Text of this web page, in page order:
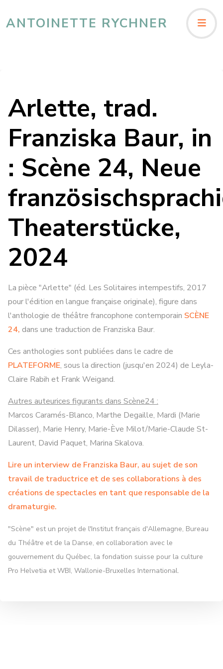
ANTOINETTE RYCHNER
Arlette, trad.
Franziska Baur, in
: Scène 24, Neue
Theaterstücke,
2024
La pièce "Arlette" (éd. Les Solitaires intempestifs, 2017
pour l'édition en langue française originale), figure dans
l'anthologie de théâtre francophone contemporain SCÈNE
24, dans une traduction de Franziska Baur.
Ces anthologies sont publiées dans le cadre de
PLATEFORME, sous la direction (jusqu'en 2024) de Leyla-
Claire Rabih et Frank Weigand.
Autres auteurices figurants dans Scène24 :
Marcos Caramés-Blanco, Marthe Degaille, Mardi (Marie
Dilasser), Marie Henry, Marie-Ève Milot/Marie-Claude St-
Laurent, David Paquet, Marina Skalova.
Lire un interview de Franziska Baur, au sujet de son
travail de traductrice et de ses collaborations à des
créations de spectacles en tant que responsable de la
dramaturgie.
"Scène" est un projet de l'Institut français d'Allemagne, Bureau
du Théâtre et de la Danse, en collaboration avec le
gouvernement du Québec, la fondation suisse pour la culture
Pro Helvetia et WBI, Wallonie-Bruxelles International.